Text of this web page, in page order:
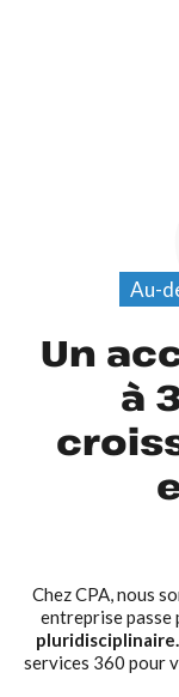
Au-
Un
à
Chez CPA, nous
entreprise passe
pluridisciplinaire.
services 360 pour